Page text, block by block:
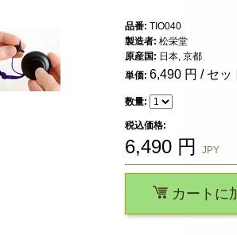
品番: TIO040
製造者: 松栄堂
原産国: 日本, 京都
単価: 6,490 円 / セッ
数量:
税込価格:
6,490 円 JPY
カートに